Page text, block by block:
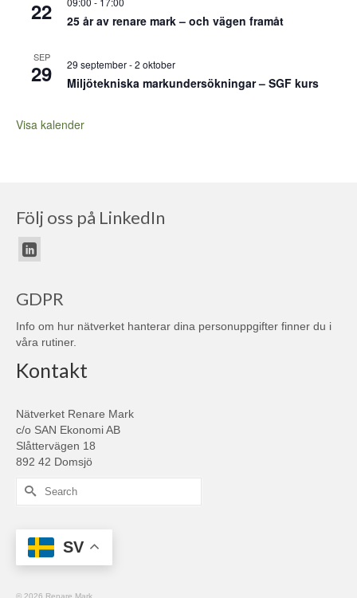
22 25 år av renare mark – och vägen framåt
SEP
29 29 september-2 oktober
Miljötekniska markundersökningar – SGF kurs
Visa kalender
Följ oss på LinkedIn
GDPR
Info om hur nätverket hanterar dina personuppgifter finner du i
våra rutiner.
Kontakt
Nätverket Renare Mark
c/o SAN Ekonomi AB
Slåttervägen 18
892 42 Domsjö
Search
SV
© 2026 Renare Mark